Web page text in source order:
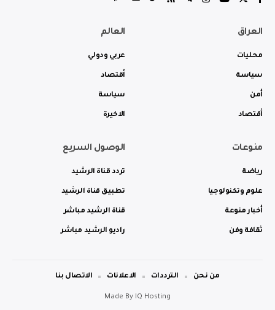
العراق
محليات
سياسة
أمن
أقتصاد
العالم
عربي ودولي
أقتصاد
سياسة
الاخيرة
منوعات
رياضة
علوم وتكنولوجيا
أخبار منوعة
ثقافة وفن
الوصول السريع
تردد قناة الرشيد
تطبيق قناة الرشيد
قناة الرشيد مباشر
راديو الرشيد مباشر
Made By IQ Hosting
من نحن الترددات الاعلانات الاتصال بنا